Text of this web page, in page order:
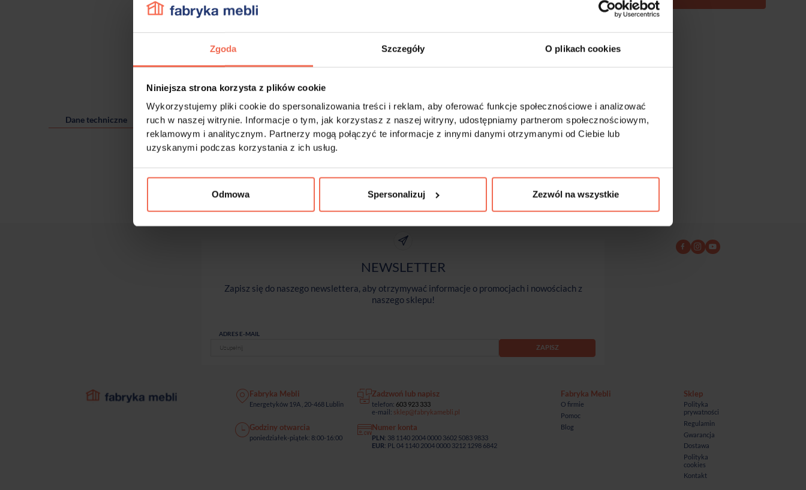
Zgoda Szczegóły O plikach cookies
Niniejsza strona korzysta z plików cookie
Wykorzystujemy pliki cookie do spersonalizowania treści i reklam, aby oferować funkcje społecznościowe i analizować
ruch w naszej witrynie. Informacje o tym, jak korzystasz z naszej witryny, udostępniamy partnerom społecznościowym,
reklamowym i analitycznym. Partnerzy mogą połączyć te informacje z innymi danymi otrzymanymi od Ciebie lub
uzyskanymi podczas korzystania z ich usług.
Odmowa Spersonalizuj Zezwól na wszystkie
Próbki są produktem na zamówienie. Produkty te nie podlegają zwrotom.
Dane techniczne
NEWSLETTER
Zapisz się do naszego newslettera, aby otrzymywać informacje o promocjach i nowościach z
naszego sklepu!
ADRES E-MAIL
Fabryka Mebli
Energetyków 19A , 20-468 Lublin
Zadzwoń lub napisz
telefon: 603 923 333
e-mail: sklep@fabrykamebli.pl
Godziny otwarcia
poniedziałek-piątek: 8:00-16:00
Numer konta
PLN: 38 1140 2004 0000 3602 5083 9833
EUR: PL 04 1140 2004 0000 3212 1298 6842
Fabryka Mebli
O firmie
Pomoc
Blog
Sklep
Polityka
prywatności
Regulamin
Gwarancja
Dostawa
Polityka
cookies
Kontakt